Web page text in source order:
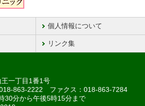
個人情報について
リンク集
一丁目1番1号
863-2222 ファクス：018-863-7284
30分から午後5時15分まで